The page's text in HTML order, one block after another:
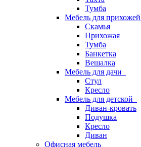
Тумба
Мебель для прихожей
Скамья
Прихожая
Тумба
Банкетка
Вешалка
Мебель для дачи
Стул
Кресло
Мебель для детской
Диван-кровать
Подушка
Кресло
Диван
Офисная мебель